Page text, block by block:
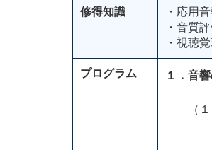
修得知識
・応用
・音質
・視聴
プログラム １．音
（１
ａ．